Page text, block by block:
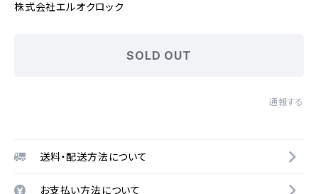
株式会社エルオクロック
SOLD OUT
通報する
送料・配送方法について
お支払い方法について